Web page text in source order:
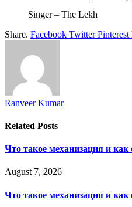
Singer – The Lekh
Share. Facebook Twitter Pinterest
Ranveer Kumar
Related Posts
Что такое механизация и как
August 7, 2026
Что такое механизация и как